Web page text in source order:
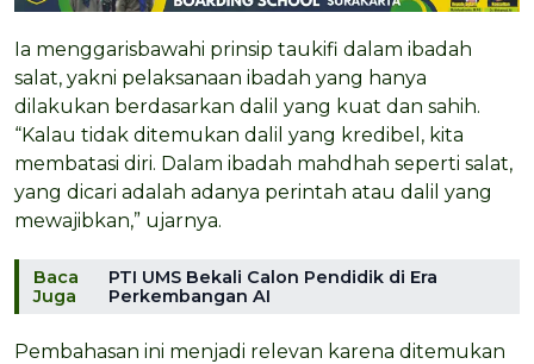
Ia menggarisbawahi prinsip taukifi dalam ibadah
salat, yakni pelaksanaan ibadah yang hanya
dilakukan berdasarkan dalil yang kuat dan sahih.
“Kalau tidak ditemukan dalil yang kredibel, kita
membatasi diri. Dalam ibadah mahdhah seperti salat,
yang dicari adalah adanya perintah atau dalil yang
mewajibkan,” ujarnya.
Baca
Juga
PTI UMS Bekali Calon Pendidik di Era
Perkembangan AI
Pembahasan ini menjadi relevan karena ditemukan